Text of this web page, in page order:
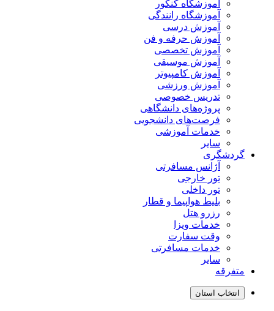
آموزشگاه کنکور
آموزشگاه رانندگی
آموزش درسی
آموزش حرفه و فن
آموزش تخصصی
آموزش موسیقی
آموزش کامپیوتر
آموزش ورزشی
تدریس خصوصی
پروژه‌های دانشگاهی
فرصت‌های دانشجویی
خدمات آموزشی
سایر
گردشگری
آژانس مسافرتی
تور خارجی
تور داخلی
بلیط هواپیما و قطار
رزرو هتل
خدمات ویزا
وقت سفارت
خدمات مسافرتی
سایر
متفرقه
انتخاب استان